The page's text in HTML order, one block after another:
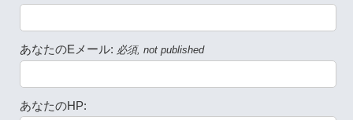
あなたのEメール: 必須, not published
あなたのHP: